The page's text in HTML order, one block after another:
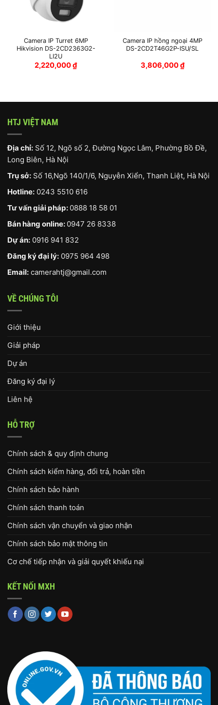
Camera IP Turret 6MP
Hikvision DS-2CD2363G2-
LI2U
2,220,000₫
Camera IP hồng ngoại 4MP
DS-2CD2T46G2P-ISU/SL
3,806,000₫
HTJ VIỆT NAM
Địa chỉ: Số 12, Ngõ số 2, Đường Ngọc Lâm, Phường Bồ Đề,
Long Biên, Hà Nội
Trụ sở: Số 16,Ngõ 140/1/6, Nguyễn Xiển, Thanh Liệt, Hà Nội
Hotline: 0243 5510 616
Tư vấn giải pháp: 0888 18 58 01
Bán hàng online: 0947 26 8338
Dự án: 0916 941 832
Đăng ký đại lý: 0975 964 498
Email: camerahtj@gmail.com
VỀ CHÚNG TÔI
Giới thiệu
Giải pháp
Dự án
Đăng ký đại lý
Liên hệ
HỖ TRỢ
Chính sách & quy định chung
Chính sách kiểm hàng, đổi trả, hoàn tiền
Chính sách bảo hành
Chính sách thanh toán
Chính sách vận chuyển và giao nhận
Chính sách bảo mật thông tin
Cơ chế tiếp nhận và giải quyết khiếu nại
KẾT NỐI MXH